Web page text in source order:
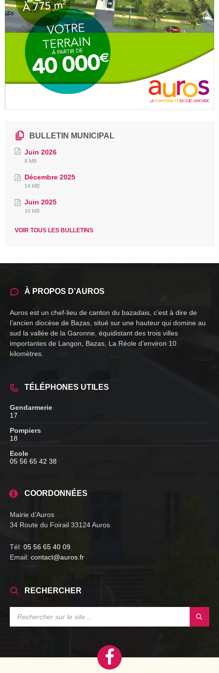
BULLETIN MUNICIPAL
Juin 2026
File
pdf
File
8 MB
Décembre 2025
File
pdf
File
14 MB
Juin 2025
File
pdf
File
10 MB
VOIR TOUS LES BULLETINS
À PROPOS D’AUROS
Auros est un chef-lieu de canton du bazadais, c’est à dire de
l’ancien diocèse de Bazas, situé sur une hauteur qui domine au
sud la vallée de la Garonne, équidistant des trois villes
importantes de Langon, Bazas, La Réole d’environ 10
kilomètres.
TÉLÉPHONES UTILES
Gendarmerie
17
Pompiers
18
Ecole
05 56 65 42 38
COORDONNÉES
Mairie d’Auros
34 Route du Foirail 33124 Auros
Tél: 05 56 65 40 09
Email: contact@auros.fr
RECHERCHER